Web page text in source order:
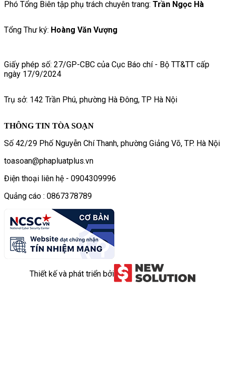
Phó Tổng Biên tập phụ trách chuyên trang: Trần Ngọc Hà
Tổng Thư ký: Hoàng Văn Vượng
Giấy phép số: 27/GP-CBC của Cục Báo chí - Bộ TT&TT cấp
ngày 17/9/2024
Trụ sở: 142 Trần Phú, phường Hà Đông, TP Hà Nội
THÔNG TIN TÒA SOẠN
Số 42/29 Phố Nguyễn Chí Thanh, phường Giảng Võ, TP. Hà Nội
toasoan@phapluatplus.vn
Điện thoại liên hệ - 0904309996
Quảng cáo : 0867378789
Thiết kế và phát triển bởi